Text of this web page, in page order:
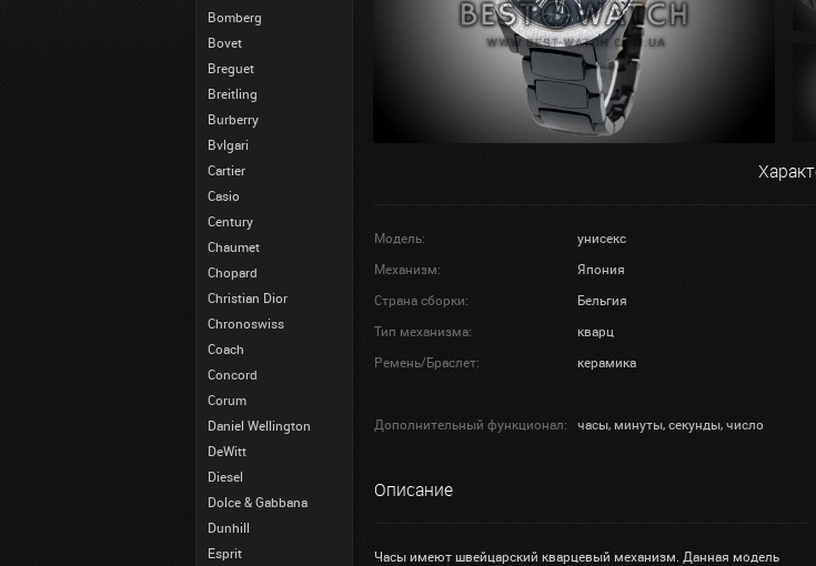
Bomberg
Bovet
Breguet
Breitling
Burberry
Bvlgari
Cartier
Casio
Century
Chaumet
Chopard
Christian Dior
Chronoswiss
Coach
Concord
Corum
Daniel Wellington
DeWitt
Diesel
Dolce & Gabbana
Dunhill
Esprit
Модель: унисекс
Механизм:
Япония
Страна сборки:
Бельгия
Тип механизма:
кварц
Ремень/Браслет:
керамика
Дополнительный функционал:
часы, минуты, секунды, число
Описание
Часы имеют швейцарский кварцевый механизм. Данная модель